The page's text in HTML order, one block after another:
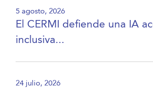
5 agosto, 2026
El CERMI defiende una IA
inclusiva...
24 julio, 2026